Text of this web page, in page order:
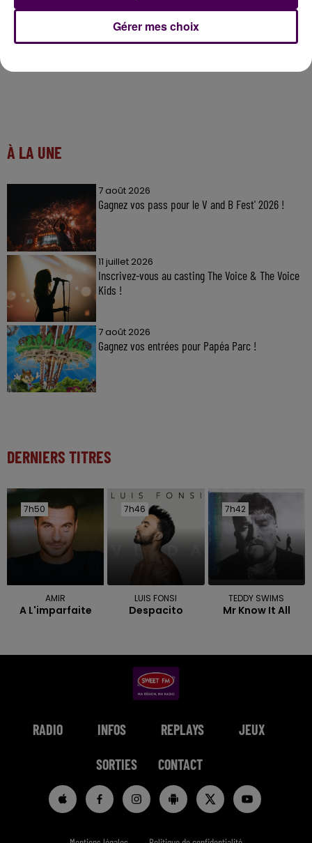
À LA UNE
7 août 2026
Gagnez vos pass pour le V and B Fest' 2026 !
11 juillet 2026
Inscrivez-vous au casting The Voice & The Voice
Kids !
7 août 2026
Gagnez vos entrées pour Papéa Parc !
DERNIERS TITRES
7h50
7h50
AMIR
A L'imparfaite
7h46
7h46
LUIS FONSI
Despacito
7h42
7h42
TEDDY SWIMS
Mr Know It All
RADIO INFOS REPLAYS JEUX
SORTIES CONTACT
Gérer mes choix